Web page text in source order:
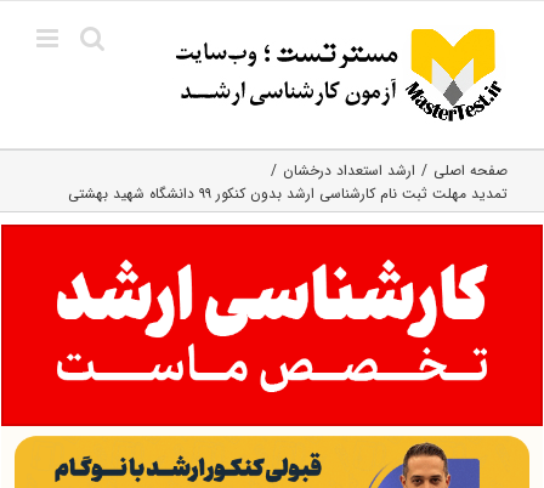
content
صفحه اصلی
ارشد استعداد درخشان
تمدید مهلت ثبت نام کارشناسی ارشد بدون کنکور ۹۹ دانشگاه شهید بهشتی